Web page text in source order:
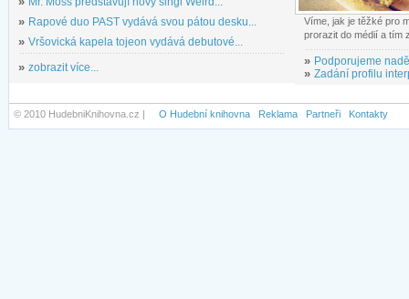
» Rapové duo PAST vydává svou pátou desku...
» Vršovická kapela tojeon vydává debutové...
» zobrazit více...
Víme, jak je těžké pro
prorazit do médií a tím
» Podporujeme
» Zadání profilu
© 2010 HudebniKnihovna.cz | O Hudební knihovna Reklama Partneři Kontakty